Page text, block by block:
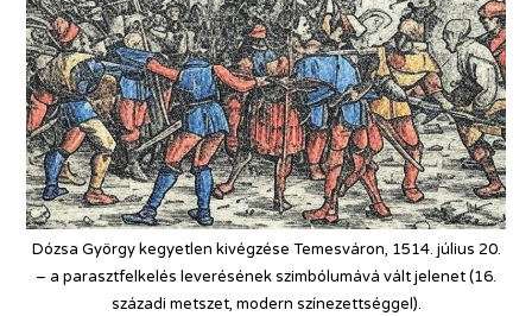
Dózsa György kegyetlen kivégzése Temesváron, 1514. július 20.
– a parasztfelkelés leverésének szimbólumává vált jelenet (16.
századi metszet, modern színezettséggel).